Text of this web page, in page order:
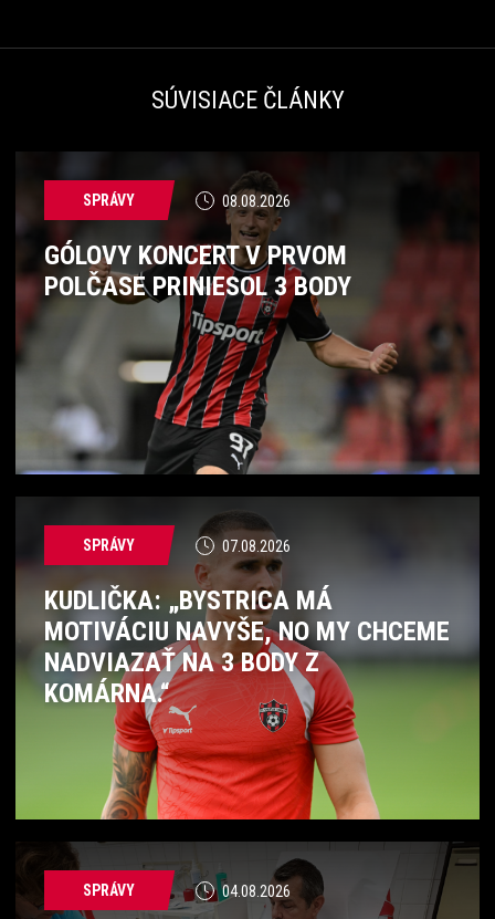
SÚVISIACE ČLÁNKY
SPRÁVY 08.08.2026
GÓLOVY KONCERT V PRVOM
POLČASE PRINIESOL 3 BODY
SPRÁVY 07.08.2026
KUDLIČKA: „BYSTRICA MÁ
MOTIVÁCIU NAVYŠE, NO MY CHCEME
NADVIAZAŤ NA 3 BODY Z
KOMÁRNA.“
SPRÁVY 04.08.2026